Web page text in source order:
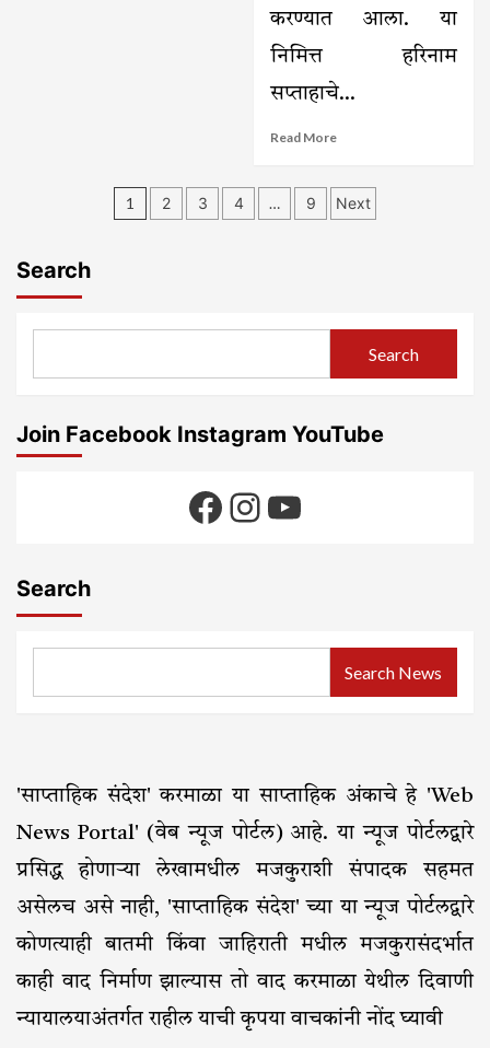
करण्यात आला. या
निमित्त हरिनाम
सप्ताहाचे...
Read MoreRead
केम
येथे
Posts
1 2 3 4 … 9 Next
Search
Search
Join Facebook Instagram YouTube
Facebook
Instagram
YouTube
Search
Search News
'साप्ताहिक संदेश' करमाळा या साप्ताहिक अंकाचे हे 'Web
News Portal' (वेब न्यूज पोर्टल) आहे. या न्यूज पोर्टलद्वारे
प्रसिद्ध होणाऱ्या लेखामधील मजकुराशी संपादक सहमत
असेलच असे नाही, 'साप्ताहिक संदेश' च्या या न्यूज पोर्टलद्वारे
कोणत्याही बातमी किंवा जाहिराती मधील मजकुरासंदर्भात
काही वाद निर्माण झाल्यास तो वाद करमाळा येथील दिवाणी
न्यायालयाअंतर्गत राहील याची कृपया वाचकांनी नोंद घ्यावी